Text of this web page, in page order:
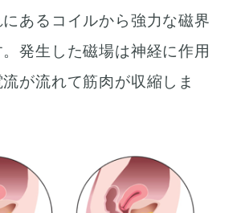
あるコイルから強力な磁界
発生した磁場は神経に作用
が流れて筋肉が収縮しま